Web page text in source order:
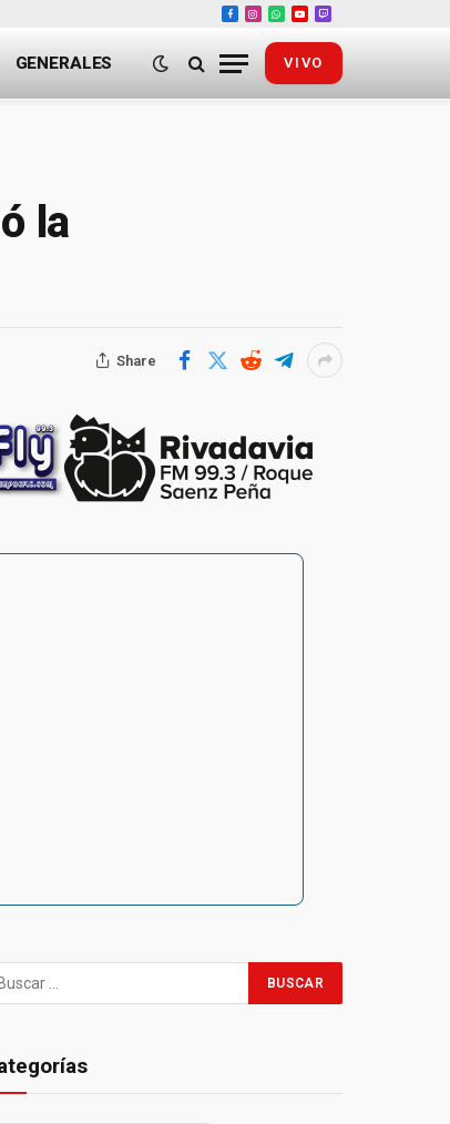
Facebook
Instagram
WhatsApp
YouTube
Twitch
GENERALES VIVO
la
Share